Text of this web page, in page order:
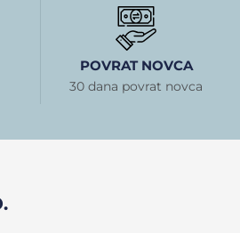
POVRAT NOVCA
30 dana povrat novca